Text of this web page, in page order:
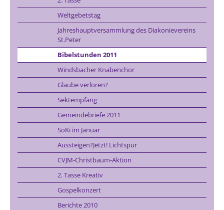
Weltgebetstag
Jahreshauptversammlung des Diakonievereins
St.Peter
Bibelstunden 2011
Windsbacher Knabenchor
Glaube verloren?
Sektempfang
Gemeindebriefe 2011
SoKi im Januar
Aussteigen?Jetzt! Lichtspur
CVJM-Christbaum-Aktion
2. Tasse Kreativ
Gospelkonzert
Berichte 2010